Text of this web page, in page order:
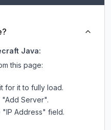
Java:
this page:
for it to fully load.
Server".
"IP Address" field.